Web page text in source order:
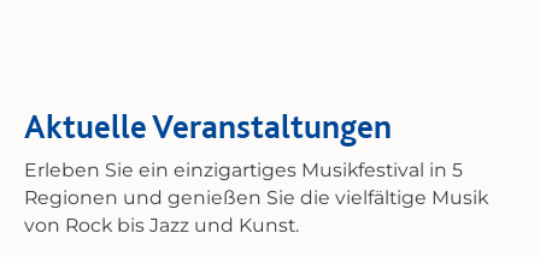
Aktuelle Veranstaltungen
Erleben Sie ein einzigartiges Musikfestival in 5
Regionen und genießen Sie die vielfältige Musik
von Rock bis Jazz und Kunst.